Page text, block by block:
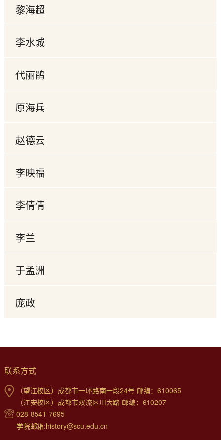
黎海超
李水城
代丽鹃
原海兵
赵德云
李映福
李倩倩
李兰
于孟洲
庞政
联系方式
（望江校区）成都市一环路南一段24号 邮编：610065
（江安校区）成都市双流区川大路 邮编：610207
028-8541-7695
学院邮箱:history@scu.edu.cn